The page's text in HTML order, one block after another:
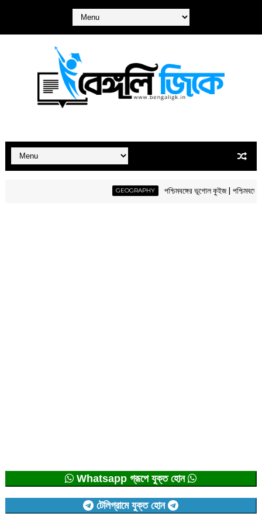
GEOGRAPHY পশ্চিমবঙ্গের ভূগোল কুইজ | পশ্চিমবঙ্গের
Whatsapp গ্রূপে যুক্ত হোন
টেলিগ্রামে যুক্ত হোন